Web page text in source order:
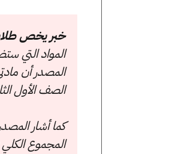
خبر يخص
المواد التي
المصدر أن
الصف الأول
كما أشار
المجموع